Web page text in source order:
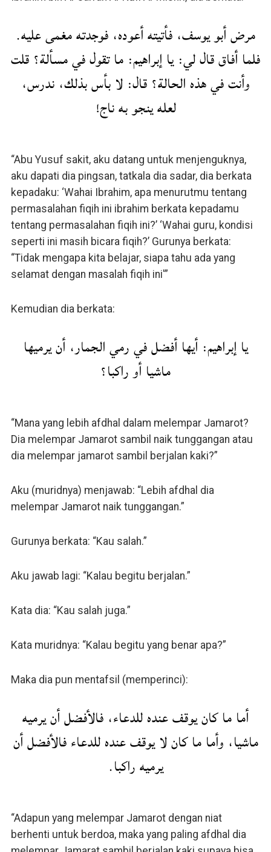
مرض أبو يوسف، فأتيته أعوده، فوجدته مغمى عليه.
فلما أفاق قال لي: يا إبراهيم: ما تقول في مسألة؟ قلت
وأنت في هذه الحالة؟ قال: لا بأس بذلك، ندرس،
لعله ينجو به ناج!
“Abu Yusuf sakit, aku datang untuk menjenguknya,
aku dapati dia pingsan, tatkala dia sadar, dia berkata
kepadaku: ‘Wahai Ibrahim, apa menurutmu tentang
permasalahan fiqih ini ibrahim berkata kepadamu
tentang permasalahan fiqih ini?’ ‘Wahai guru, kondisi
seperti ini masih bicara fiqih?’ Gurunya berkata:
“Tidak mengapa kita belajar, siapa tahu ada yang
selamat dengan masalah fiqih ini'”
Kemudian dia berkata:
يا إبراهيم: أيها أفضل في رمي الجمار، أن يرميها
ماشيا أو راكبا؟
“Mana yang lebih afdhal dalam melempar Jamarot?
Dia melempar Jamarot sambil naik tunggangan atau
dia melempar jamarot sambil berjalan kaki?”
Aku (muridnya) menjawab: “Lebih afdhal dia
melempar Jamarot naik tunggangan.”
Gurunya berkata: “Kau salah.”
Aku jawab lagi: “Kalau begitu berjalan.”
Kata dia: “Kau salah juga.”
Kata muridnya: “Kalau begitu yang benar apa?”
Maka dia pun mentafsil (memperinci):
أما ما كان يوقف عنده للدعاء، فالأفضل أن يرميه
ماشيا، وأما ما كان لا يوقف عنده للدعاء فالأفضل أن
يرميه راكبا.
“Adapun yang melempar Jamarot dengan niat
berhenti untuk berdoa, maka yang paling afdhal dia